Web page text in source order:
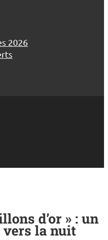
2026
d’or » : un
vers la nuit